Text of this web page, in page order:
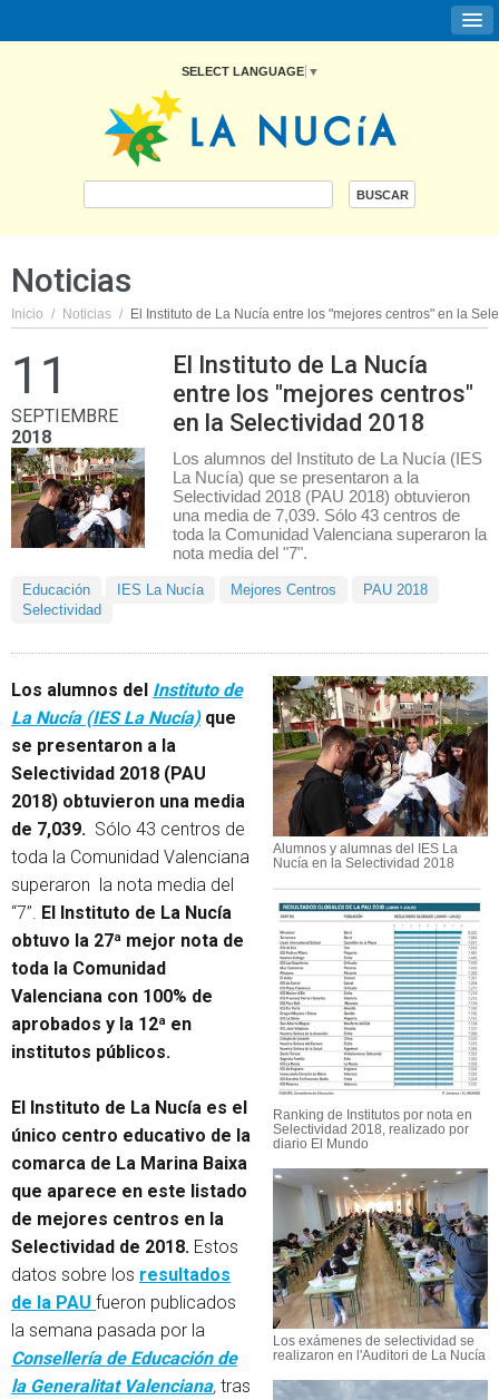
SELECT LANGUAGE ▼
Noticias
Inicio / Noticias / El Instituto de La Nucía entre los "mejores centros" en la
11
SEPTIEMBRE
2018
El Instituto de La Nucía
entre los "mejores centros"
en la Selectividad 2018
Los alumnos del Instituto de La Nucía (IES
La Nucía) que se presentaron a la
Selectividad 2018 (PAU 2018) obtuvieron
una media de 7,039. Sólo 43 centros de
toda la Comunidad Valenciana superaron la
nota media del "7".
Educación IES La Nucía Mejores Centros
PAU 2018
Selectividad
Alumnos y alumnas del IES La
Nucía en la Selectividad 2018
Ranking de Institutos por nota en
Selectividad 2018, realizado por
diario El Mundo
Los exámenes de selectividad se
realizaron en l'Auditori de La Nucía
Los alumnos del Instituto de
La Nucía (IES La Nucía)que
se presentaron a la
Selectividad 2018 (PAU
2018) obtuvieron una media
de 7,039. Sólo 43 centros de
toda la Comunidad Valenciana
superaron la nota media del
“7”. El Instituto de La Nucía
obtuvo la 27ª mejor nota de
toda la Comunidad
Valenciana con 100% de
aprobados y la 12ª en
institutos públicos.
El Instituto de La Nucía es el
único centro educativo de la
comarca de La Marina Baixa
que aparece en este listado
de mejores centros en la
Selectividad de 2018. Estos
datos sobre los resultados
de la PAU fueron publicados
la semana pasada por la
Consellería de Educación de
la Generalitat Valenciana, tras